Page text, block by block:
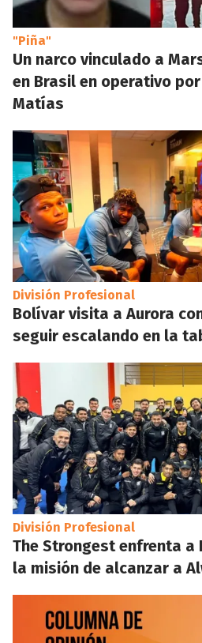
"Piña"
Un narco vinculado a
en Brasil en operativo
Matías
División Profesional
Bolívar visita a Aurora
seguir escalando en la
División Profesional
The Strongest enfrenta a
la misión de alcanzar a